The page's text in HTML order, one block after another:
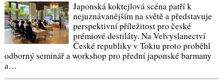
Japonská koktejlová scéna patří k
nejuznávanějším na světě a představuje
perspektivní příležitost pro české
prémiové destiláty. Na Velvyslanectví
České republiky v Tokiu proto proběhl
odborný seminář a workshop pro přední japonské barmany
a…